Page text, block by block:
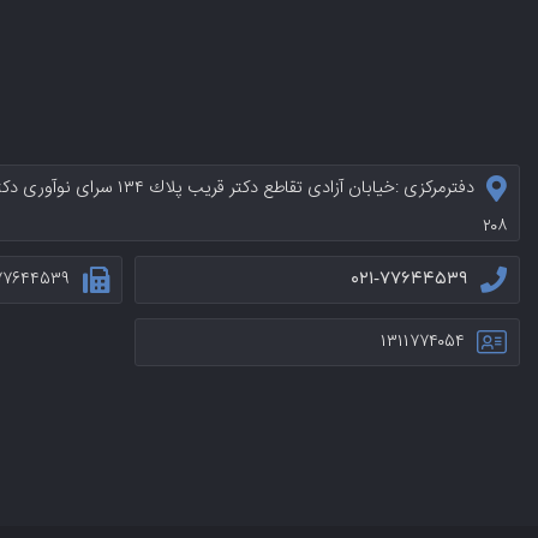
دفترمرکزی :خيابان آزادی
۲۰۸
۰۲۱-۷۷۶۴۴۵۳۹ ۰۲۱-